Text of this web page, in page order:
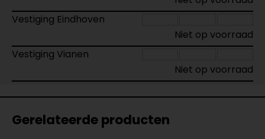
Vestiging Eindhoven
Niet op voorraad
Vestiging Vianen
Niet op voorraad
Gerelateerde producten